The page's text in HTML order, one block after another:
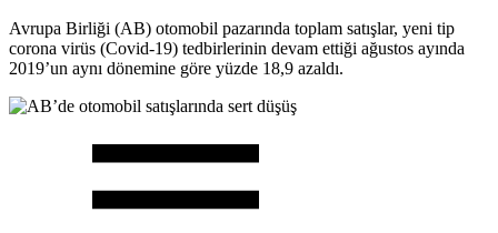
Avrupa Birliği (AB) otomobil pazarında toplam satışlar, yeni tip
corona virüs (Covid-19) tedbirlerinin devam ettiği ağustos ayında
2019’un aynı dönemine göre yüzde 18,9 azaldı.